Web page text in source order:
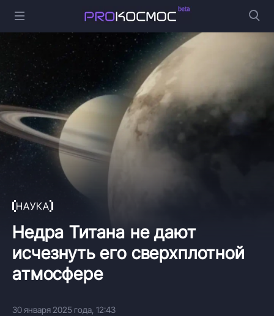
НАУКА
Недра Титана не дают
исчезнуть его сверхплотной
атмосфере
30 января 2025 года, 12:43